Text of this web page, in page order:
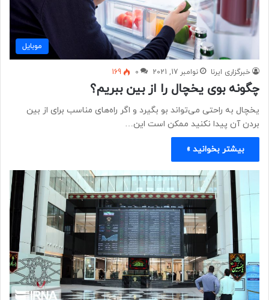
موبايل
خبرگزاری ایرنا نوامبر 17, 2021 0
169
چگونه بوی یخچال را از بین ببریم؟
یخچال به راحتی می‌تواند بو بگیرد و اگر راه‌های مناسب برای از بین
بردن آن پیدا نکنید ممکن است این…
بیشتر بخوانید »